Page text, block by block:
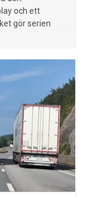
och ett
gör serien